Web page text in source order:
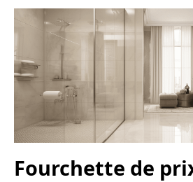
Fourchette de